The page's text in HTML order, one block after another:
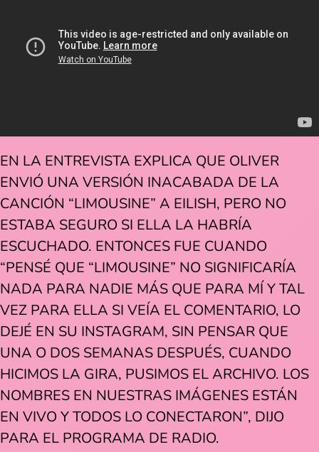
EN LA ENTREVISTA EXPLICA QUE OLIVER
ENVIÓ UNA VERSIÓN INACABADA DE LA
CANCIÓN “LIMOUSINE” A EILISH, PERO NO
ESTABA SEGURO SI ELLA LA HABRÍA
ESCUCHADO. ENTONCES FUE CUANDO
“PENSÉ QUE “LIMOUSINE” NO SIGNIFICARÍA
NADA PARA NADIE MÁS QUE PARA MÍ Y TAL
VEZ PARA ELLA SI VEÍA EL COMENTARIO, LO
DEJÉ EN SU INSTAGRAM, SIN PENSAR QUE
UNA O DOS SEMANAS DESPUÉS, CUANDO
HICIMOS LA GIRA, PUSIMOS EL ARCHIVO. LOS
NOMBRES EN NUESTRAS IMÁGENES ESTÁN
EN VIVO Y TODOS LO CONECTARON”, DIJO
PARA EL PROGRAMA DE RADIO.